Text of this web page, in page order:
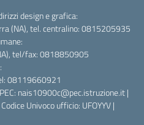
design e grafica:
(NA), tel. centralino: 0815205935
tel/fax: 0818850905
08119660921
nais10900c@pec.istruzione.it |
Univoco ufficio: UFOYYV |